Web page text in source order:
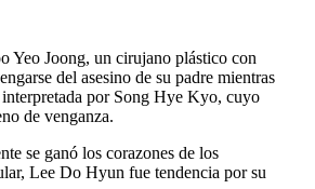
Yeo Joong, un cirujano plástico con
del asesino de su padre mientras
interpretada por Song Hye Kyo, cuyo
de venganza.
se ganó los corazones de los
Lee Do Hyun fue tendencia por su